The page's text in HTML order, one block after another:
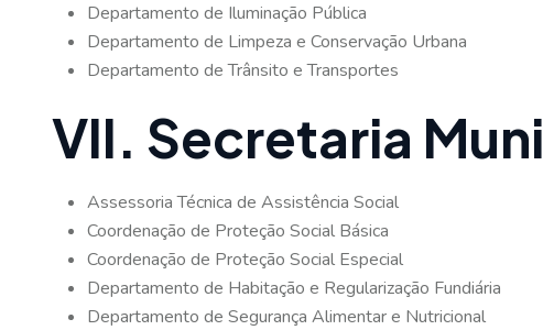
Departamento de Iluminação Pública
Departamento de Limpeza e Conservação Urbana
Departamento de Trânsito e Transportes
VII. Secretaria
Assessoria Técnica de Assistência Social
Coordenação de Proteção Social Básica
Coordenação de Proteção Social Especial
Departamento de Habitação e Regularização Fundiária
Departamento de Segurança Alimentar e Nutricional